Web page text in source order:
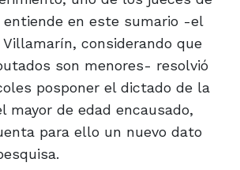
entiende en este sumario -el
considerando que
son menores- resolvió
posponer el dictado de la
mayor de edad encausado,
para ello un nuevo dato